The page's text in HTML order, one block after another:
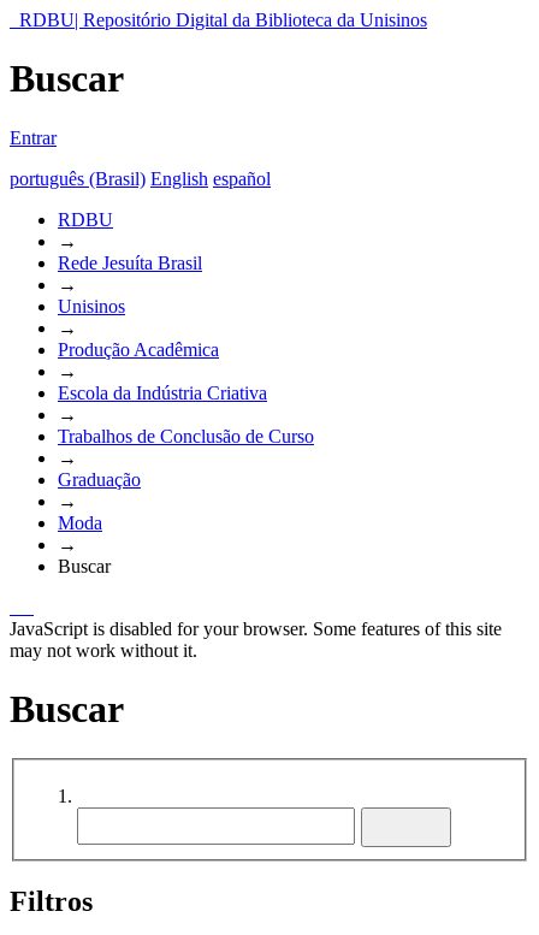
RDBU| Repositório Digital da Biblioteca da Unisinos
Buscar
Entrar
português (Brasil) English español
RDBU
→
Rede Jesuíta Brasil
→
Unisinos
→
Produção Acadêmica
→
Escola da Indústria Criativa
→
Trabalhos de Conclusão de Curso
→
Graduação
→
Moda
→
Buscar
JavaScript is disabled for your browser. Some features of this site
may not work without it.
Buscar
Filtros